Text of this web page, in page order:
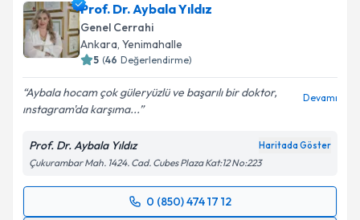
Prof. Dr. Aybala Yıldız
Genel Cerrahi
Ankara, Yenimahalle
5 (46 Değerlendirme)
Aybala hocam çok güleryüzlü ve başarılı bir doktor,
ınstagram'da karşıma...
Devamı
Prof. Dr. Aybala Yıldız Haritada Göster
Çukurambar Mah. 1424. Cad. Cubes Plaza Kat:12 No:223
0 (850) 474 17 12
Randevu Takvimi Talebi